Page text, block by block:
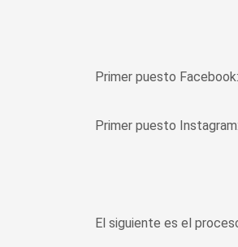
Primer puesto
Primer puesto
El siguiente es el